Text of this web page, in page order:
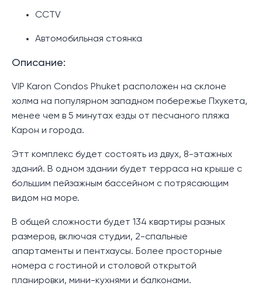
CCTV
Автомобильная стоянка
Описание:
VIP Karon Condos Phuket расположен на склоне
холма на популярном западном побережье Пхукета,
менее чем в 5 минутах езды от песчаного пляжа
Карон и города.
Этт комплекс будет состоять из двух, 8-этажных
зданий. В одном здании будет терраса на крыше с
большим пейзажным бассейном с потрясающим
видом на море.
В общей сложности будет 134 квартиры разных
размеров, включая студии, 2-спальные
апартаменты и пентхаусы. Более просторные
номера с гостиной и столовой открытой
планировки, мини-кухнями и балконами.